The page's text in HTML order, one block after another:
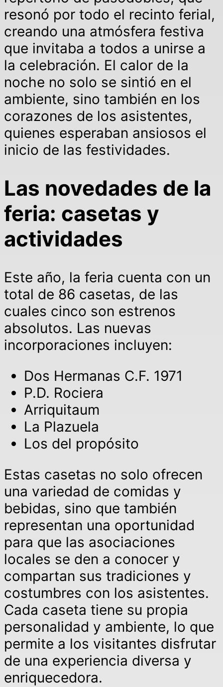
resonó por todo el recinto ferial,
creando una atmósfera festiva
que invitaba a todos a unirse a
la celebración. El calor de la
noche no solo se sintió en el
ambiente, sino también en los
corazones de los asistentes,
quienes esperaban ansiosos el
inicio de las festividades.
Las novedades de la
feria: casetas y
actividades
Este año, la feria cuenta con un
total de 86 casetas, de las
cuales cinco son estrenos
absolutos. Las nuevas
incorporaciones incluyen:
Dos Hermanas C.F. 1971
P.D. Rociera
Arriquitaum
La Plazuela
Los del propósito
Estas casetas no solo ofrecen
una variedad de comidas y
bebidas, sino que también
representan una oportunidad
para que las asociaciones
locales se den a conocer y
compartan sus tradiciones y
costumbres con los asistentes.
Cada caseta tiene su propia
personalidad y ambiente, lo que
permite a los visitantes disfrutar
de una experiencia diversa y
enriquecedora.